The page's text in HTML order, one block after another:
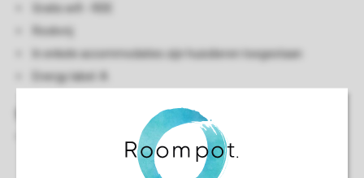
Gratis wifi - RDE
Rookvrij
In enkele accommodaties zijn huisdieren toegestaan
Energy label: A
Slaapkamer met twee 1-persoons boxsprings, 2-
persoonssofttopper en flatscreen-tv op de eerste